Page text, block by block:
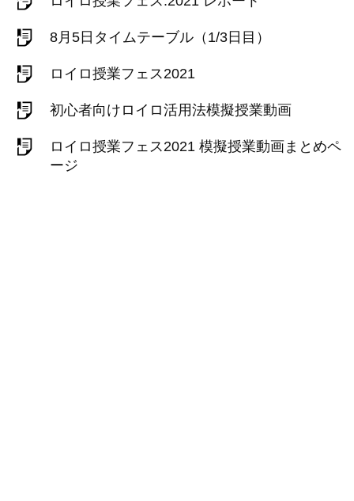
8月5日タイムテーブル（1/3日目）
ロイロ授業フェス2021
初心者向けロイロ活用法模擬授業動画
ロイロ授業フェス2021 模擬授業動画まとめペ
ージ